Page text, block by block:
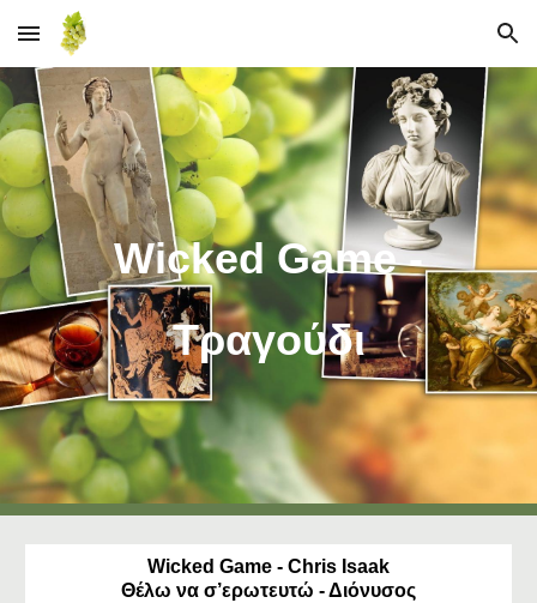
Skip to main content Skip to navigation
Wicked Game -
Τραγούδι
Wicked Game - Chris Isaak
Θέλω να σ’ερωτευτώ - Διόνυσος